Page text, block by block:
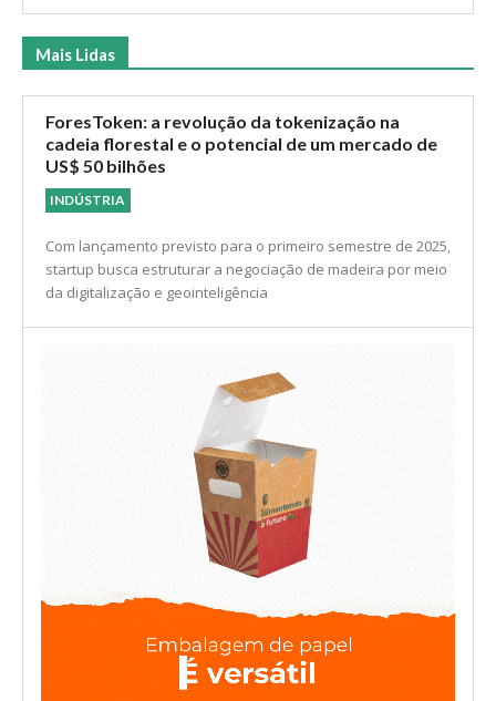
Mais Lidas
ForesToken: a revolução da tokenização na
cadeia florestal e o potencial de um mercado de
US$ 50 bilhões
INDÚSTRIA
Com lançamento previsto para o primeiro semestre de 2025,
startup busca estruturar a negociação de madeira por meio
da digitalização e geointeligência